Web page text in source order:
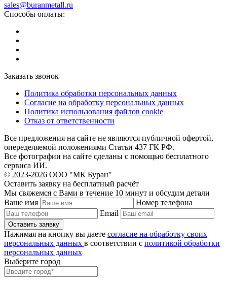
sales@buranmetall.ru
Способы оплаты:
Заказать звонок
Политика обработки персональных данных
Согласие на обработку персональных данных
Политика использования файлов cookie
Отказ от ответственности
Все предложения на сайте не являются публичной офертой,
опеределяемой положениями Статьи 437 ГК РФ.
Все фотографии на сайте сделаны с помощью бесплатного
сервиса ИИ.
© 2023-2026 ООО "МК Буран"
Оставить заявку на бесплатный расчёт
Мы свяжемся с Вами в течение 10 минут и обсудим детали
Ваше имя
Номер телефона
Email
Нажимая на кнопку вы даете согласие на обработку своих
персональных данных в соответствии с политикой обработки
персональных данных
Выберите город